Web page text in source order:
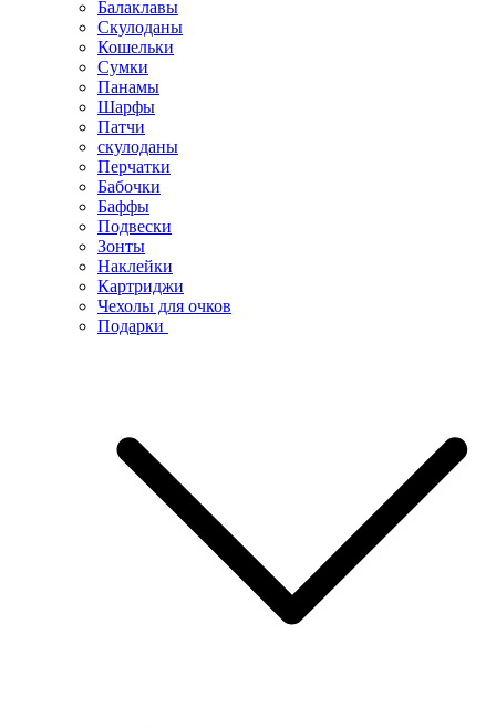
Балаклавы
Скулоданы
Кошельки
Сумки
Панамы
Шарфы
Патчи
скулоданы
Перчатки
Бабочки
Баффы
Подвески
Зонты
Наклейки
Картриджи
Чехолы для очков
Подарки